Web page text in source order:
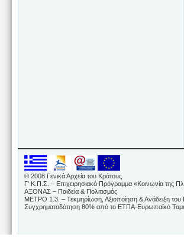
© 2008 Γενικά Αρχεία του Κράτους
Γ' Κ.Π.Σ. – Επιχειρησιακό Πρόγραμμα «Κοινωνία της
ΑΞΟΝΑΣ – Παιδεία & Πολιτισμός
ΜΕΤΡΟ 1.3. – Τεκμηρίωση, Αξιοποίηση & Ανάδειξη του
Συγχρηματοδότηση 80% από το ΕΤΠΑ-Ευρωπαϊκό